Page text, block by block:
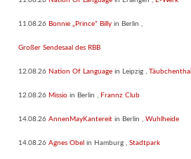
11.08.26 Bonnie „Prince“ Billy in Berlin ,
Großer Sendesaal des RBB
12.08.26 Nation Of Language in Leipzig , Täubchenthal
12.08.26 Missio in Berlin , Frannz Club
14.08.26AnnenMayKantereit in Berlin , Wuhlheide
14.08.26Agnes Obel in Hamburg , Stadtpark